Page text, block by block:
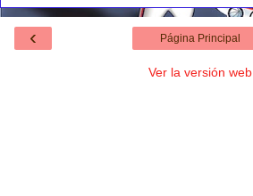
‹ Página Principal
Ver la versión web